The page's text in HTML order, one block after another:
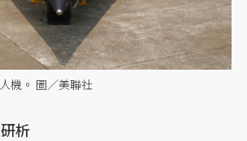
機。 圖／美聯社
析